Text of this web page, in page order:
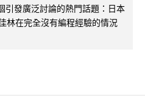
引發廣泛討論的熱門話題：日本
林在完全沒有編程經驗的情況